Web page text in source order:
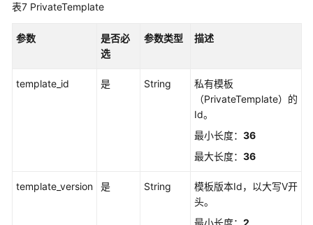
表7 PrivateTemplate
参数
是否必
选
参数类型 描述
template_id 是 String
私有模板
（PrivateTemplate）的
Id。
最小长度： 36
最大长度： 36
template_version 是 String
模板版本Id，以大写V开
头。
最小长度： 2